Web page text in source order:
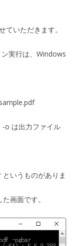
ていただきます。
実行は、Windows
-o は出力ファイル
いうものがありま
画面です。